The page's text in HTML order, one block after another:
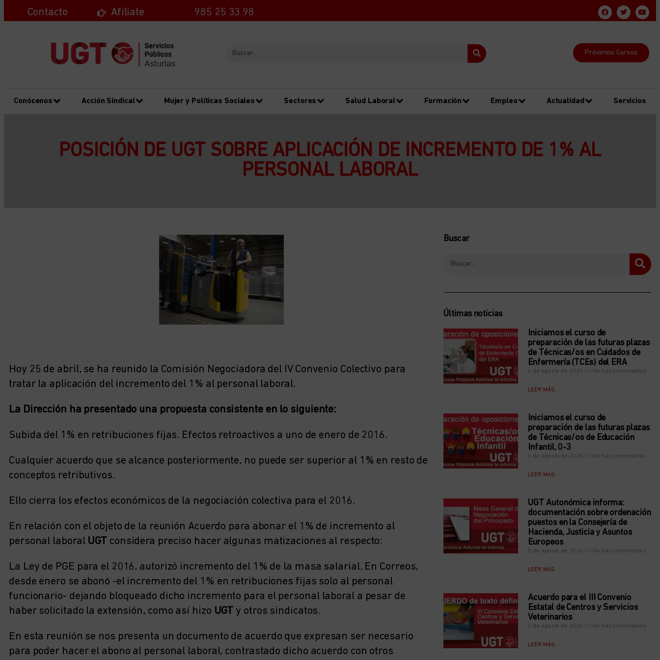
Contacto Afíliate 985 25 33 98
Próximos Cursos
Conócenos Acción Sindical Mujer y Políticas Sociales Sectores Salud Laboral Formación Empleo Actualidad Servicios
POSICIÓN DE UGT SOBRE APLICACIÓN DE INCREMENTO DE 1% AL
PERSONAL LABORAL
Hoy 25 de abril, se ha reunido la Comisión Negociadora del IV Convenio Colectivo para
tratar la aplicación del incremento del 1% al personal laboral.
La Dirección ha presentado una propuesta consistente en lo siguiente:
Subida del 1% en retribuciones fijas. Efectos retroactivos a uno de enero de 2016.
Cualquier acuerdo que se alcance posteriormente, no puede ser superior al 1% en resto de
conceptos retributivos.
Ello cierra los efectos económicos de la negociación colectiva para el 2016.
En relación con el objeto de la reunión Acuerdo para abonar el 1% de incremento al
personal laboral UGT considera preciso hacer algunas matizaciones al respecto:
La Ley de PGE para el 2016, autorizó incremento del 1% de la masa salarial. En Correos,
desde enero se abonó -el incremento del 1% en retribuciones fijas solo al personal
funcionario- dejando bloqueado dicho incremento para el personal laboral a pesar de
haber solicitado la extensión, como así hizo UGT y otros sindicatos.
En esta reunión se nos presenta un documento de acuerdo que expresan ser necesario
para poder hacer el abono al personal laboral, contrastado dicho acuerdo con otros
Buscar
Últimas noticias
Iniciamos el curso de
preparación de las futuras plazas
de Técnicas/os en Cuidados de
Enfermería (TCEs) del ERA
6 de agosto de 2026 No hay comentarios
LEER MÁS
Iniciamos el curso de
preparación de las futuras plazas
de Técnicas/os de Educación
Infantil, 0-3
5 de agosto de 2026 No hay comentarios
LEER MÁS
UGT Autonómica informa:
documentación sobre ordenación
puestos en la Consejería de
Hacienda, Justicia y Asuntos
Europeos
5 de agosto de 2026 No hay comentarios
LEER MÁS
Acuerdo para el III Convenio
Estatal de Centros y Servicios
Veterinarios
5 de agosto de 2026 No hay comentarios
LEER MÁS